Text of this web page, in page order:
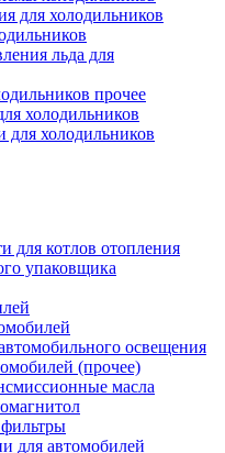
для холодильников
льда для
прочее
холодильников
для холодильников
для котлов отопления
упаковщика
освещения
(прочее)
масла
для автомобилей